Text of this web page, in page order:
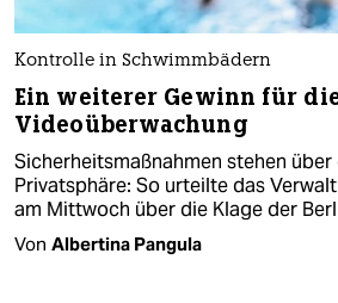
Kontrolle in Schwimmbädern
Ein weiterer Gewinn für
Videoüberwachung
Sicherheitsmaßnahmen stehen
Privatsphäre: So urteilte das
am Mittwoch über die Klage der
Von Albertina Pangula